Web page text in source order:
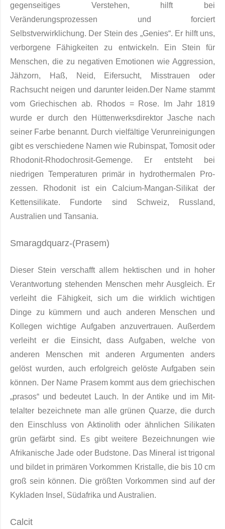
gegenseitiges Verstehen, hilft bei
Veränderungsprozessen und forciert
Selbstverwirklichung. Der Stein des „Genies“. Er hilft uns,
verborgene Fähigkeiten zu entwickeln. Ein Stein für
Menschen, die zu negativen Emotionen wie Aggression,
Jähzorn, Haß, Neid, Eifersucht, Misstrauen oder
Rachsucht neigen und darunter leiden.Der Name stammt
vom Griechischen ab. Rhodos = Rose. Im Jahr 1819
wurde er durch den Hüttenwerks­direktor Ja­sche nach
seiner Farbe benannt. Durch vielfältige Verunreinigungen
gibt es ver­schiedene Na­men wie Rubinspat, To­mosit oder
Rhodonit-Rhodochrosit-Gemenge. Er entsteht bei
niedrigen Temperatu­ren primär in hydrothermalen Pro­
zessen. Rhodonit ist ein Calcium-Mangan-Sili­kat der
Kettensilikate. Fundorte sind Schweiz, Russland,
Australien und Tansania.
Smaragdquarz-(Prasem)
Dieser Stein verschafft allem hektischen und in hoher
Verantwortung stehenden Menschen mehr Ausgleich. Er
verleiht die Fähigkeit, sich um die wirklich wichtigen
Dinge zu kümmern und auch anderen Menschen und
Kollegen wichtige Aufgaben anzuvertrauen. Außerdem
verleiht er die Einsicht, dass Aufgaben, welche von
anderen Menschen mit anderen Argumenten anders
gelöst wurden, auch erfolgreich gelöste Aufgaben sein
können. Der Name Prasem kommt aus dem griechischen
„prasos“ und bedeutet Lauch. In der Antike und im Mit­
telalter be­zeichnete man alle grünen Quarze, die durch
den Einschluss von Aktinolith oder ähnli­chen Sili­katen
grün gefärbt sind. Es gibt weitere Bezeichnungen wie
Afrikanische Jade oder Budsto­ne. Das Mine­ral ist trigonal
und bildet in pri­mären Vorkommen Kristalle, die bis 10 cm
groß sein kön­nen. Die größten Vorkommen sind auf der
Kykladen Insel, Südafrika und Australien.
Calcit